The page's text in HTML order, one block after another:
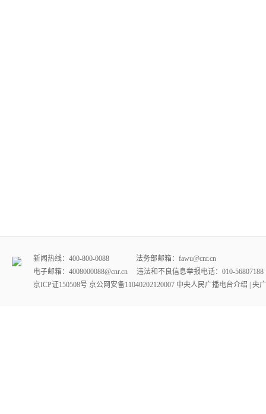
新闻热线：400-800-0088 法务部邮箱：fawu@cnr.cn
电子邮箱：4008000088@cnr.cn 违法和不良信息举报电话：010-
京ICP证150508号 京公网安备11040202120007 中央人民广播电台介绍 | 央